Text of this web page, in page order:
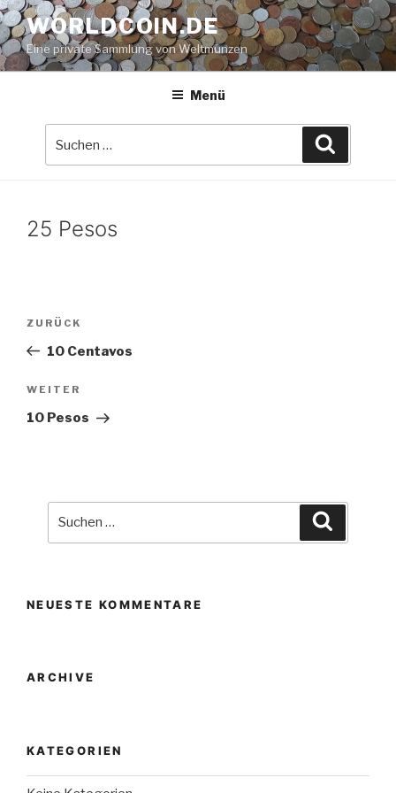
Zum
Inhalt
springen
WORLDCOIN.DE
Eine private Sammlung von Weltmünzen
Menü
25 Pesos
Beitrags-
Vorheriger
Beitrag
ZURÜCK
10 Centavos
Nächster
Beitrag
WEITER
10 Pesos
NEUESTE KOMMENTARE
ARCHIVE
KATEGORIEN